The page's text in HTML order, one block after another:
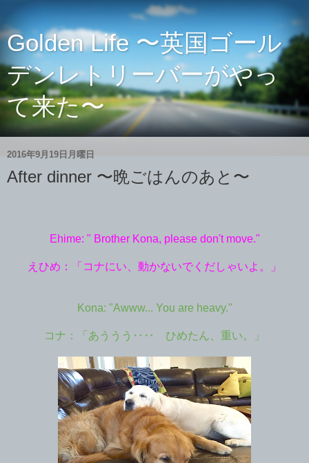
Golden Life 〜英国ゴール
デンレトリーバーがやっ
て来た〜
2016年9月19日月曜日
After dinner 〜晩ごはんのあと〜
Ehime: " Brother Kona, please don't move."
えひめ：「コナにい、動かないでくだしゃいよ。」
Kona: "Awww... You are heavy."
コナ：「あううう‥‥ ひめたん、重い。」